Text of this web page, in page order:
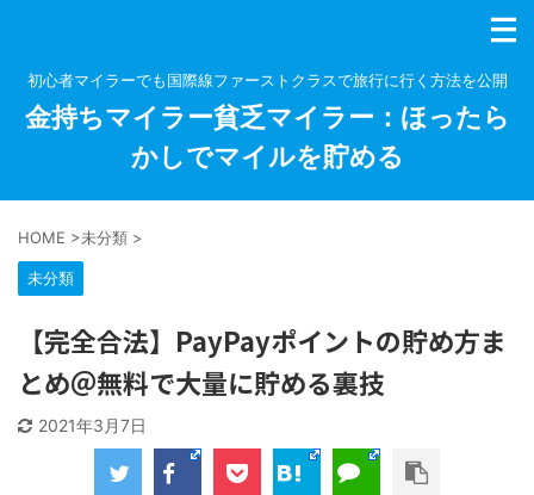
初心者マイラーでも国際線ファーストクラスで旅行に行く方法を公開
金持ちマイラー貧乏マイラー：ほったら
かしでマイルを貯める
HOME >未分類 >
未分類
【完全合法】PayPayポイントの貯め方ま
とめ＠無料で大量に貯める裏技
2021年3月7日